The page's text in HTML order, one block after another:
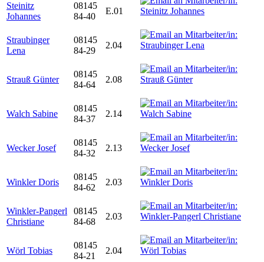
Steinitz
Johannes
08145
84-40
E.01
Straubinger
Lena
08145
84-29
2.04
Strauß Günter
08145
84-64
2.08
Walch Sabine
08145
84-37
2.14
Wecker Josef
08145
84-32
2.13
Winkler Doris
08145
84-62
2.03
Winkler-Pangerl
Christiane
08145
84-68
2.03
Wörl Tobias
08145
84-21
2.04